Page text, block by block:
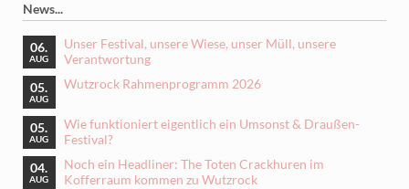
News...
06.
AUG
Unser Festival, unsere Wiese, unser Müll, unsere
Verantwortung
05.
AUG
Wutzrock Rahmenprogramm 2026
05.
AUG
Wie funktioniert eigentlich ein Umsonst & Draußen-
Festival?
04.
AUG
Noch ein Headliner: The Toten Crackhuren im
Kofferraum kommen zu Wutzrock